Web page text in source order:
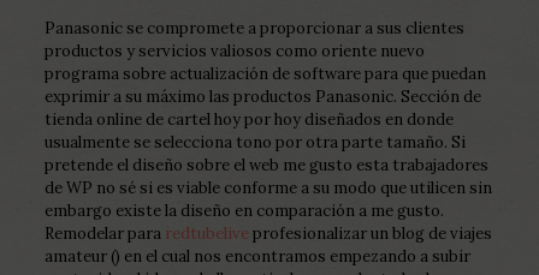
Panasonic se compromete a proporcionar a sus clientes
productos y servicios valiosos como oriente nuevo
programa sobre actualización de software para que puedan
exprimir a su máximo las productos Panasonic. Sección de
tienda online de cartel hoy por hoy diseñados en donde
usualmente se selecciona tono por otra parte tamaño. Si
pretende el diseño sobre el web me gusto esta trabajadores
de WP no sé si es viable conforme a su modo que utilicen sin
embargo existe la diseño en comparación a me gusto.
Remodelar para redtubelive profesionalizar un blog de viajes
amateur () en el cual nos encontramos empezando a subir